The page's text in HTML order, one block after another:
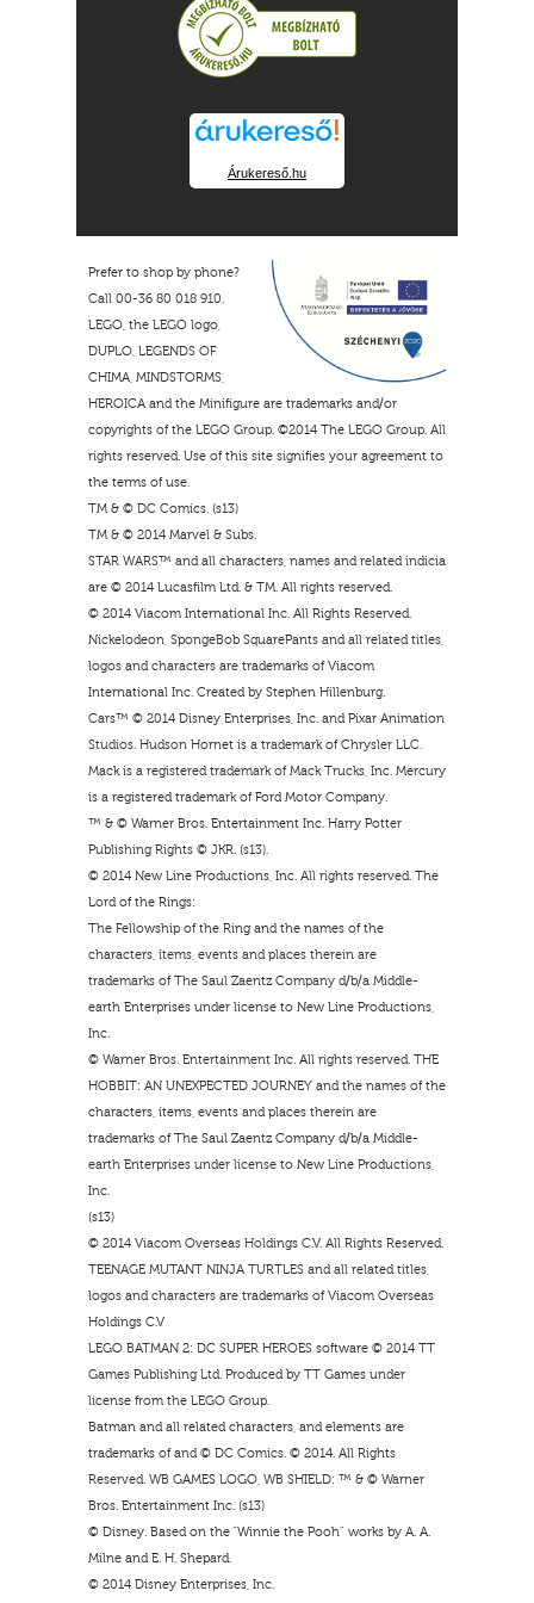
Árukereső.hu
Prefer to shop by phone?
Call 00-36 80 018 910.
LEGO, the LEGO logo,
DUPLO, LEGENDS OF
CHIMA, MINDSTORMS,
HEROICA and the Minifigure are trademarks and/or
copyrights of the LEGO Group. ©2014 The LEGO Group. All
rights reserved. Use of this site signifies your agreement to
the terms of use.
TM & © DC Comics. (s13)
TM & © 2014 Marvel & Subs.
STAR WARS™ and all characters, names and related indicia
are © 2014 Lucasfilm Ltd. & TM. All rights reserved.
© 2014 Viacom International Inc. All Rights Reserved.
Nickelodeon, SpongeBob SquarePants and all related titles,
logos and characters are trademarks of Viacom
International Inc. Created by Stephen Hillenburg.
Cars™ © 2014 Disney Enterprises, Inc. and Pixar Animation
Studios. Hudson Hornet is a trademark of Chrysler LLC.
Mack is a registered trademark of Mack Trucks, Inc. Mercury
is a registered trademark of Ford Motor Company.
™ & © Warner Bros. Entertainment Inc. Harry Potter
Publishing Rights © JKR. (s13).
© 2014 New Line Productions, Inc. All rights reserved. The
Lord of the Rings:
The Fellowship of the Ring and the names of the
characters, items, events and places therein are
trademarks of The Saul Zaentz Company d/b/a Middle-
earth Enterprises under license to New Line Productions,
Inc.
© Warner Bros. Entertainment Inc. All rights reserved. THE
HOBBIT: AN UNEXPECTED JOURNEY and the names of the
characters, items, events and places therein are
trademarks of The Saul Zaentz Company d/b/a Middle-
earth Enterprises under license to New Line Productions,
Inc.
(s13)
© 2014 Viacom Overseas Holdings C.V. All Rights Reserved.
TEENAGE MUTANT NINJA TURTLES and all related titles,
logos and characters are trademarks of Viacom Overseas
Holdings C.V
LEGO BATMAN 2: DC SUPER HEROES software © 2014 TT
Games Publishing Ltd. Produced by TT Games under
license from the LEGO Group.
Batman and all related characters, and elements are
trademarks of and © DC Comics. © 2014. All Rights
Reserved. WB GAMES LOGO, WB SHIELD: ™ & © Warner
Bros. Entertainment Inc. (s13)
© Disney. Based on the “Winnie the Pooh” works by A. A.
Milne and E. H. Shepard.
© 2014 Disney Enterprises, Inc.